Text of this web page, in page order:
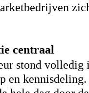
centraal
stond volledig
en